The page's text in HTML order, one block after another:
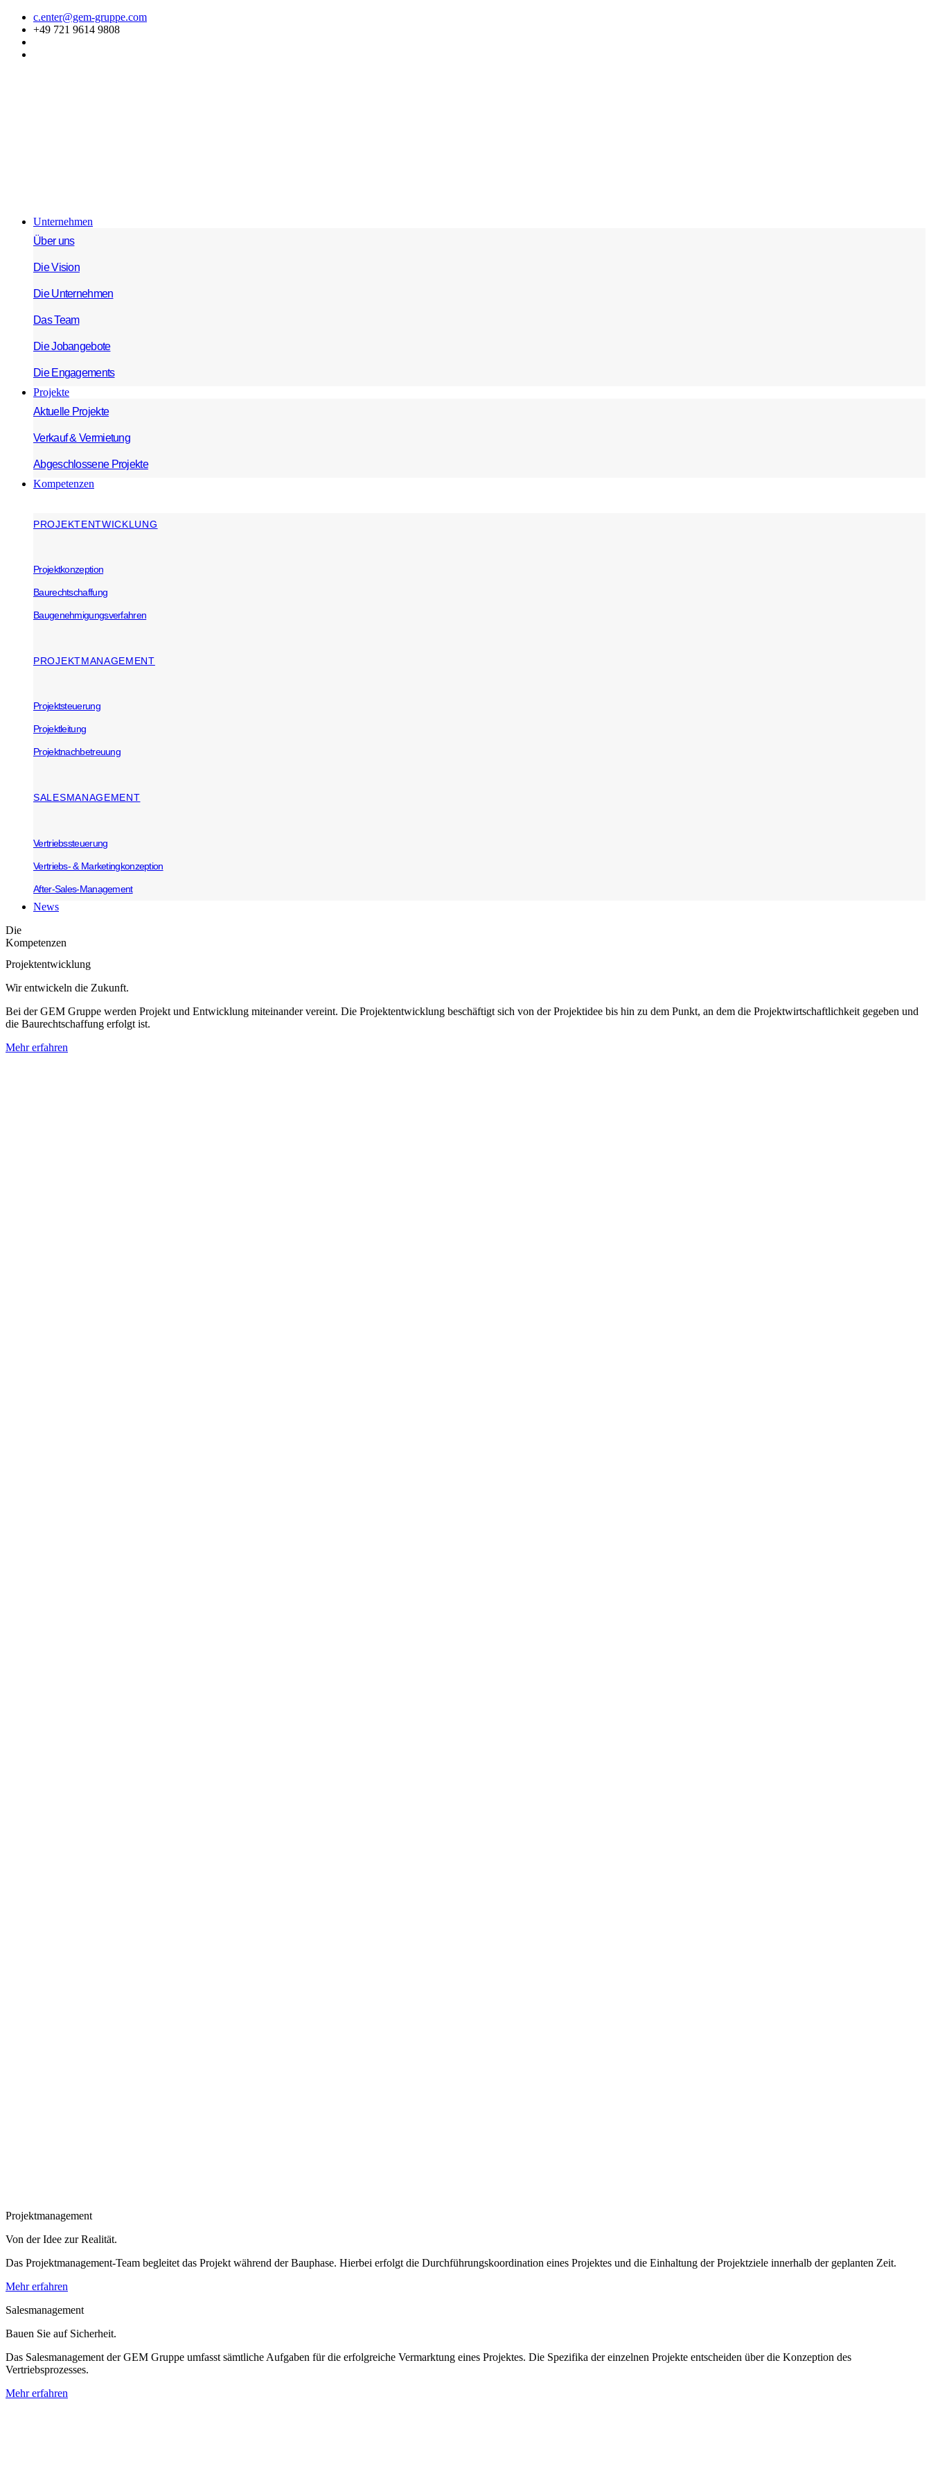
Zum
Inhalt
springen
c.enter@gem-gruppe.com
+49 721 9614 9808
Unternehmen
Über uns
Die Vision
Die Unternehmen
Das Team
Die Jobangebote
Die Engagements
Projekte
Aktuelle Projekte
Verkauf & Vermietung
Abgeschlossene Projekte
Kompetenzen
PROJEKTENTWICKLUNG
Projektkonzeption
Baurechtschaffung
Baugenehmigungsverfahren
PROJEKTMANAGEMENT
Projektsteuerung
Projektleitung
Projektnachbetreuung
SALESMANAGEMENT
Vertriebssteuerung
Vertriebs- & Marketingkonzeption
After-Sales-Management
News
Die
Kompetenzen
Projekte­ntwicklung
Wir entwickeln die Zukunft.
Bei der GEM Gruppe werden Projekt und Entwicklung miteinander vereint. Die Projektentwicklung beschäftigt sich von der Projektidee bis hin zu dem Punkt, an dem die Projektwirtschaftlichkeit gegeben und
die Baurechtschaffung erfolgt ist.
Mehr erfahren
Projekt­management
Von der Idee zur Realität.
Das Projektmanagement-Team begleitet das Projekt während der Bauphase. Hierbei erfolgt die Durchführungskoordination eines Projektes und die Einhaltung der Projektziele innerhalb der geplanten Zeit.
Mehr erfahren
Sales­management
Bauen Sie auf Sicherheit.
Das Salesmanagement der GEM Gruppe umfasst sämtliche Aufgaben für die erfolgreiche Vermarktung eines Projektes. Die Spezifika der einzelnen Projekte entscheiden über die Konzeption des
Vertriebsprozesses.
Mehr erfahren